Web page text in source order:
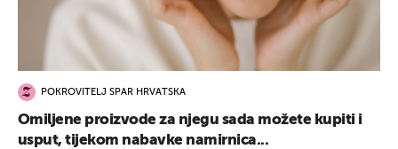
POKROVITELJ SPAR HRVATSKA
Omiljene proizvode za njegu sada možete kupiti i
usput, tijekom nabavke namirnica...